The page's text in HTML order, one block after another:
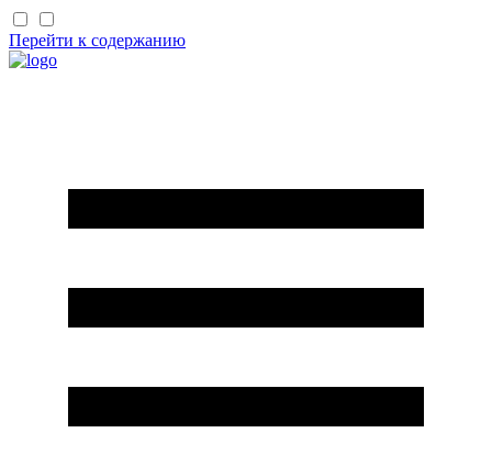
Перейти к содержанию